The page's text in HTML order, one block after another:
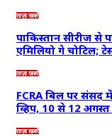
ताज़ा खबरें
पाकिस्तान सीरीज से
एमिलियो गे चोटिल;
ताज़ा खबरें
FCRA बिल पर संसद
व्हिप, 10 से 12
ताज़ा खबरें